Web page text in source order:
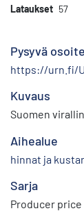
Lataukset 57
Pysyvä osoite
https://urn.fi/
Kuvaus
Suomen
Aihealue
hinnat ja
Sarja
Producer